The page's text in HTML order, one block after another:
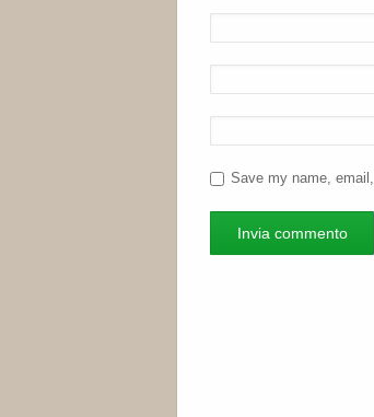
Save my name,